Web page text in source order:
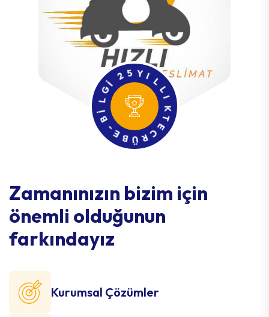
25 YI
L
L
I
K
T
E
C
R
Ü
B
E
-
B
I
L
GI
Zamanınızın bizim için
önemli olduğunun
farkındayız
Kurumsal Çözümler